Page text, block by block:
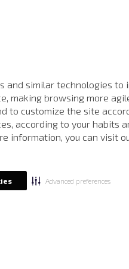
and similar technologies to
making browsing more
to customize the site
according to your habits
information, you can visit
Advanced preferences